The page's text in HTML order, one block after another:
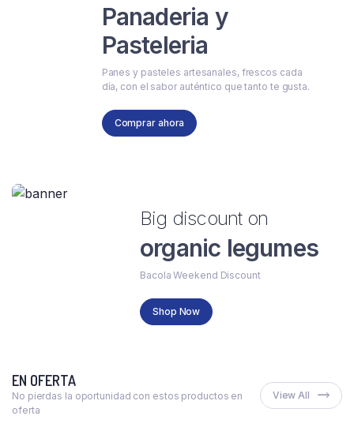
Panaderia y
Pasteleria
Panes y pasteles artesanales, frescos cada
día, con el sabor auténtico que tanto te gusta.
Comprar ahora
Big discount on
organic legumes
Bacola Weekend Discount
Shop Now
EN OFERTA
No pierdas la oportunidad con estos productos en
oferta
View All